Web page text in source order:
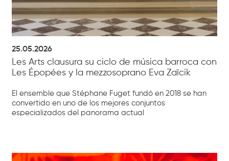
25.05.2026
Les Arts clausura su ciclo de música barroca con
Les Épopées y la mezzosoprano Eva Zaïcik
El ensemble que Stéphane Fuget fundó en 2018 se han
convertido en uno de los mejores conjuntos
especializados del panorama actual